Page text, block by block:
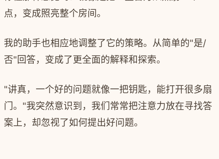
点，变成照亮整个房间。
我的助手也相应地调整了它的策略。从简单的"是/
否"回答，变成了更全面的解释和探索。
"讲真，一个好的问题就像一把钥匙，能打开很多扇
门。"我突然意识到，我们常常把注意力放在寻找答
案上，却忽视了如何提出好问题。